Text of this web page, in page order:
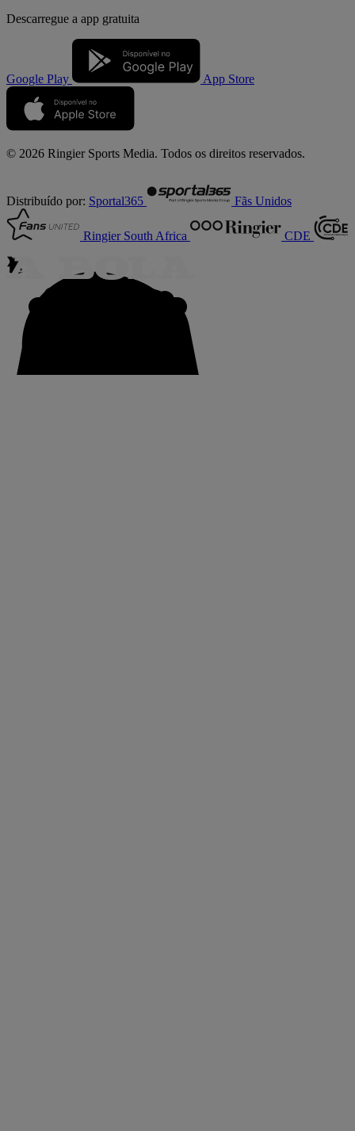
Descarregue a app gratuita
Google Play App Store
© 2026 Ringier Sports Media. Todos os direitos reservados.
Distribuído por: Sportal365 Fãs Unidos
Ringier South Africa CDE